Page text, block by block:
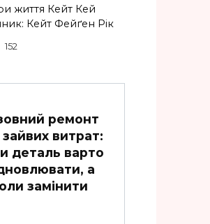
життя Кейт Кей
Кейт Фейґен Рік
152
ремонт
зайвих витрат:
деталь варто
а
замінити